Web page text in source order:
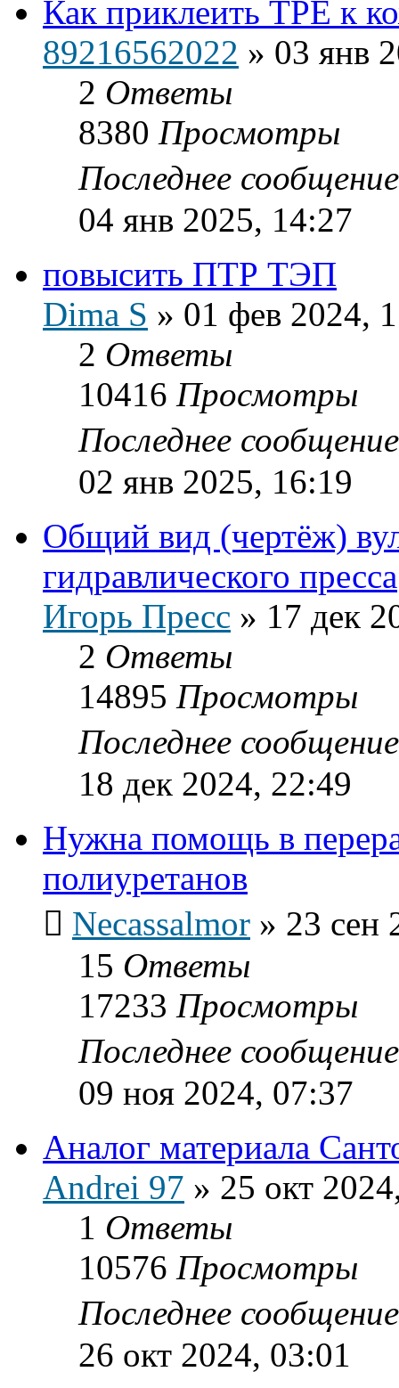
Как приклеить ТРЕ к
89216562022 » 03 янв
2 Ответы
8380 Просмотры
Последнее
04 янв 2025, 14:27
повысить ПТР ТЭП
Dima S » 01 фев 2024,
2 Ответы
10416 Просмотры
Последнее
02 янв 2025, 16:19
Общий вид (чертёж)
гидравлического пресса
Игорь Пресс » 17 дек
2 Ответы
14895 Просмотры
Последнее
18 дек 2024, 22:49
Нужна помощь в
полиуретанов
Necassalmor » 23 сен
15 Ответы
17233 Просмотры
Последнее
09 ноя 2024, 07:37
Аналог материала
Andrei 97 » 25 окт
1 Ответы
10576 Просмотры
Последнее
26 окт 2024, 03:01